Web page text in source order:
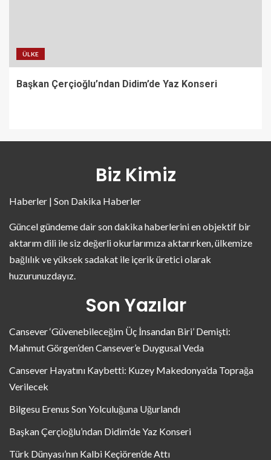
ÜLKE
Başkan Çerçioğlu’ndan Didim’de Yaz Konseri
Biz Kimiz
Haberler | Son Dakika Haberler
Güncel gündeme dair son dakika haberlerini en objektif bir
aktarım dili ile siz değerli okurlarımıza aktarırken, ülkemize
bağlılık ve yüksek sadakat ile içerik üretici olarak
huzurunuzdayız.
Son Yazılar
Cansever ‘Güvenebileceğim Üç İnsandan Biri’ Demişti:
Mahmut Görgen’den Cansever’e Duygusal Veda
Cansever Hayatını Kaybetti: Kuzey Makedonya’da Toprağa
Verilecek
Bilgesu Erenus Son Yolculuğuna Uğurlandı
Başkan Çerçioğlu’ndan Didim’de Yaz Konseri
Türk Dünyası’nın Kalbi Keçiören’de Attı